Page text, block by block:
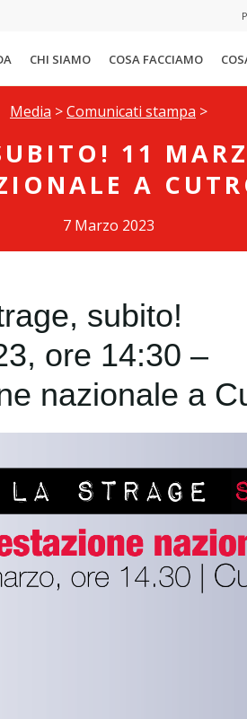
CHI SIAMO COSA FACCIAMO
Media >Comunicati stampa >
11
A
7 Marzo 2023
subito!
ore 14:30 –
nazionale a